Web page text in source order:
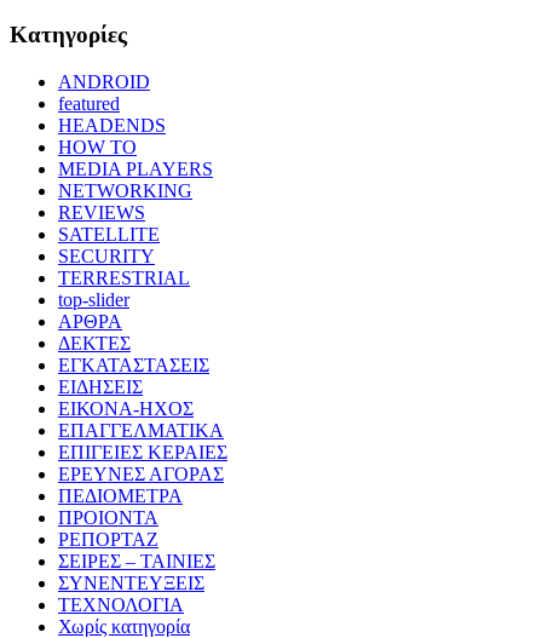
Kατηγορίες
ANDROID
featured
HEADENDS
HOW TO
MEDIA PLAYERS
NETWORKING
REVIEWS
SATELLITE
SECURITY
TERRESTRIAL
top-slider
ΑΡΘΡΑ
ΔΕΚΤΕΣ
ΕΓΚΑΤΑΣΤΑΣΕΙΣ
ΕΙΔΗΣΕΙΣ
ΕΙΚΟΝΑ-ΗΧΟΣ
ΕΠΑΓΓΕΛΜΑΤΙΚΑ
ΕΠΙΓΕΙΕΣ ΚΕΡΑΙΕΣ
ΕΡΕΥΝΕΣ ΑΓΟΡΑΣ
ΠΕΔΙΟΜΕΤΡΑ
ΠΡΟΙΟΝΤΑ
ΡΕΠΟΡΤΑΖ
ΣΕΙΡΕΣ – ΤΑΙΝΙΕΣ
ΣΥΝΕΝΤΕΥΞΕΙΣ
ΤΕΧΝΟΛΟΓΙΑ
Χωρίς κατηγορία